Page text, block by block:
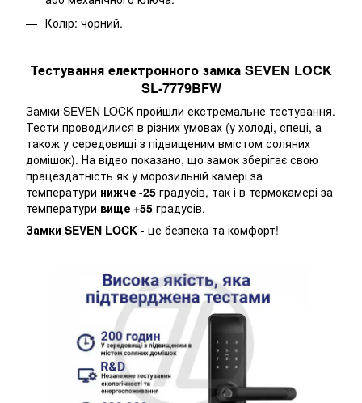
Колір: чорний.
Тестування електронного замка SEVEN LOCK
SL-7779BFW
Замки SEVEN LOCK пройшли екстремальне тестування.
Тести проводилися в різних умовах (у холоді, спеці, а
також у середовищі з підвищеним вмістом соляних
домішок). На відео показано, що замок зберігає свою
працездатність як у морозильній камері за
температури нижче -25 градусів, так і в термокамері за
температури вище +55 градусів.
Замки SEVEN LOCK - це безпека та комфорт!